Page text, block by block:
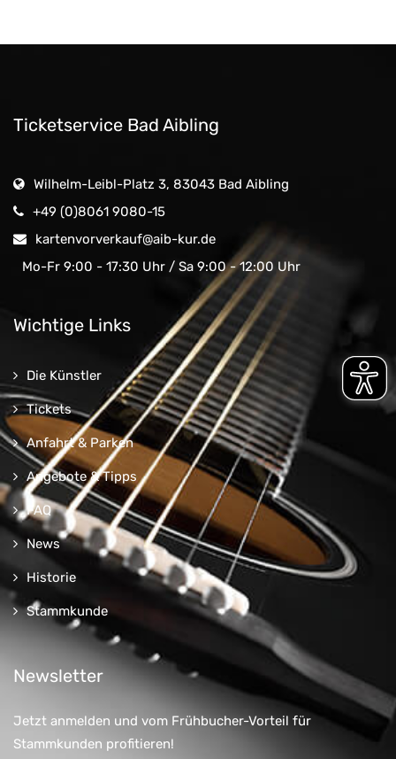
Ticketservice Bad Aibling
Wilhelm-Leibl-Platz 3, 83043 Bad Aibling
+49 (0)8061 9080-15
kartenvorverkauf@aib-kur.de
Mo-Fr 9:00 - 17:30 Uhr / Sa 9:00 - 12:00 Uhr
Wichtige Links
Die Künstler
Tickets
Anfahrt & Parken
Angebote & Tipps
FAQ
News
Historie
Stammkunde
Newsletter
Jetzt anmelden und vom Frühbucher-Vorteil für
Stammkunden profitieren!